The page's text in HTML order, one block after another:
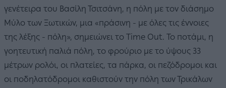
γενέτειρα του Βασίλη Τσιτσάνη, η πόλη με τον διάσημο
Μύλο των Ξωτικών, μια «πράσινη - με όλες τις έννοιες
της λέξης - πόλη», σημειώνει το Time Out. Το ποτάμι, η
γοητευτική παλιά πόλη, το φρούριο με το ύψους 33
μέτρων ρολόι, οι πλατείες, τα πάρκα, οι πεζόδρομοι και
οι ποδηλατόδρομοι καθιστούν την πόλη των Τρικάλων